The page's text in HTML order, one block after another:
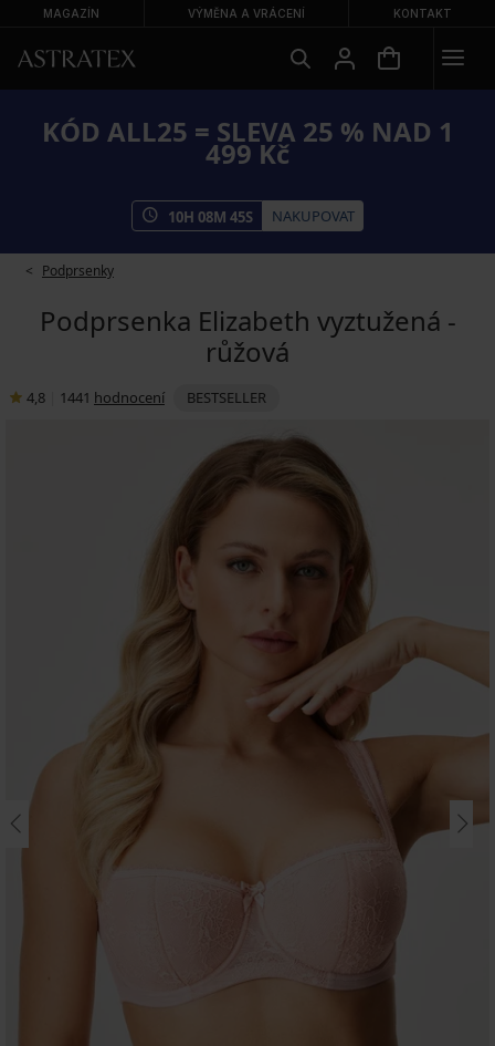
MAGAZÍN VÝMĚNA A VRÁCENÍ KONTAKT
KÓD ALL25 = SLEVA 25 % NAD 1
499 Kč
10H 08M 44S NAKUPOVAT
Podprsenky
Podprsenka Elizabeth vyztužená -
růžová
4,8 1441 hodnocení BESTSELLER